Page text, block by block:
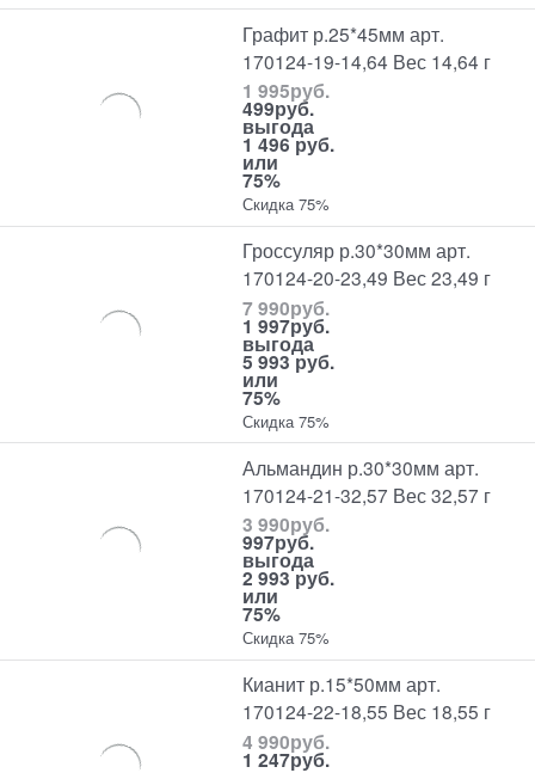
Графит р.25*45мм арт.
170124-19-14,64 Вес 14,64 г
1 995руб.
499руб.
выгода
1 496 руб.
или
75%
Скидка 75%
Гроссуляр р.30*30мм арт.
170124-20-23,49 Вес 23,49 г
7 990руб.
1 997руб.
выгода
5 993 руб.
или
75%
Скидка 75%
Альмандин р.30*30мм арт.
170124-21-32,57 Вес 32,57 г
3 990руб.
997руб.
выгода
2 993 руб.
или
75%
Скидка 75%
Кианит р.15*50мм арт.
170124-22-18,55 Вес 18,55 г
4 990руб.
1 247руб.